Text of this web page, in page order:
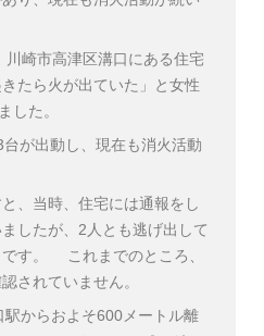
崎市高津区溝口にある住宅
たら火が出ていた」と女性
ました。
が出動し、現在も消火活動
、当時、住宅には通報をし
したが、2人とも逃げ出して
す。 これまでのところ、
されていません。
からおよそ600メートル離